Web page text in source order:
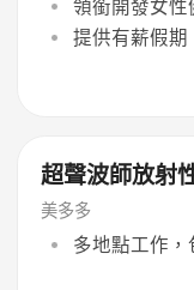
領銜開發女
提供有薪假
超聲波師放射
美多多
多地點工作